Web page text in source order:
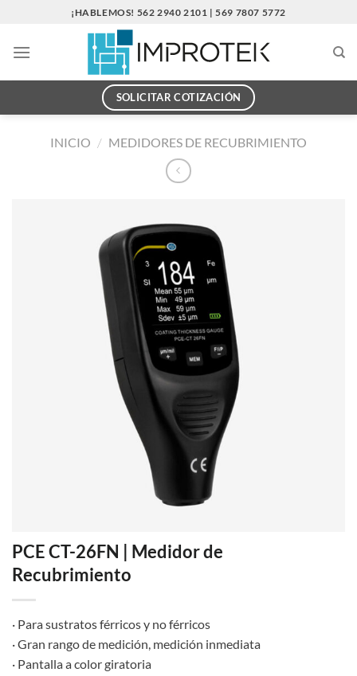
contenido
¡HABLEMOS! 562 2940 2101 | 569 7807 5772
SOLICITAR COTIZACIÓN
INICIO / MEDIDORES DE RECUBRIMIENTO
PCE CT-26FN | Medidor de
Recubrimiento
· Para sustratos férricos y no férricos
· Gran rango de medición, medición inmediata
· Pantalla a color giratoria